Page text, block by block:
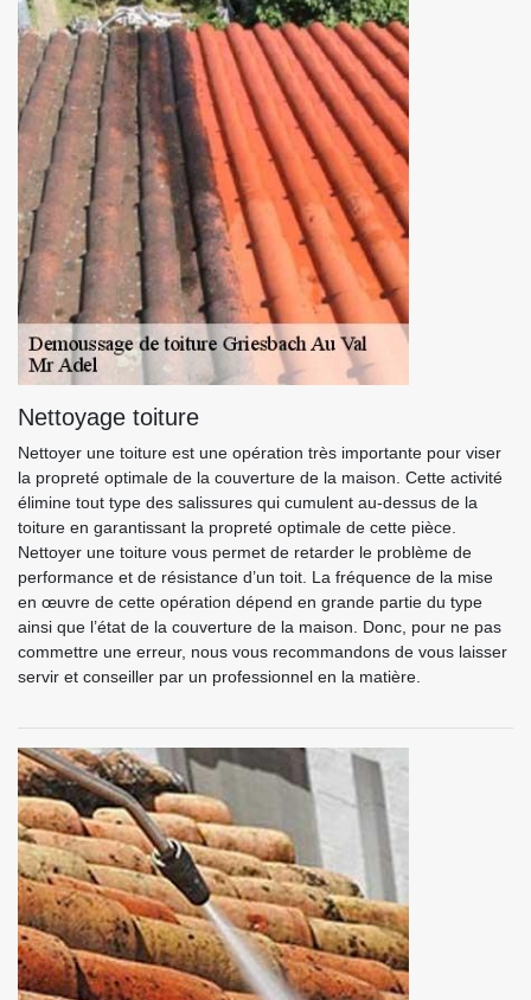
Nettoyage toiture
Nettoyer une toiture est une opération très importante pour viser
la propreté optimale de la couverture de la maison. Cette activité
élimine tout type des salissures qui cumulent au-dessus de la
toiture en garantissant la propreté optimale de cette pièce.
Nettoyer une toiture vous permet de retarder le problème de
performance et de résistance d’un toit. La fréquence de la mise
en œuvre de cette opération dépend en grande partie du type
ainsi que l’état de la couverture de la maison. Donc, pour ne pas
commettre une erreur, nous vous recommandons de vous laisser
servir et conseiller par un professionnel en la matière.